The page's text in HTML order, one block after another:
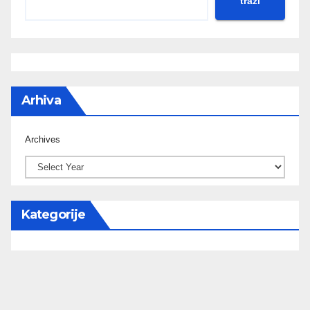
Arhiva
Archives
Kategorije